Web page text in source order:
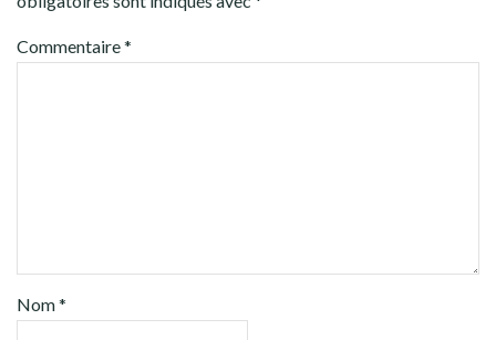
Commentaire*
Nom*